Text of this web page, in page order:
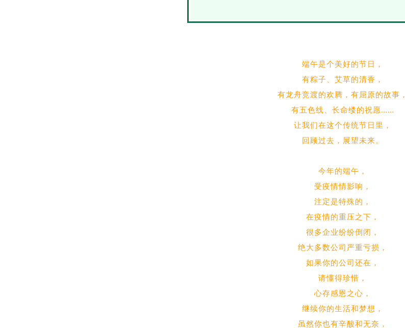
端午是个美好的节日，
有粽子、艾草的清香，
有龙舟竞渡的欢腾，有屈原的故事，
有五色线、长命缕的祝愿……
让我们在这个传统节日里，
回顾过去，展望未来。
今年的端午，
受疫情情影响，
注定是特殊的，
在疫情的重压之下，
很多企业纷纷倒闭，
绝大多数公司严重亏损，
如果你的公司还在，
请懂得珍惜，
心存感恩之心，
继续你的生活和梦想，
虽然你也有辛酸和无奈，